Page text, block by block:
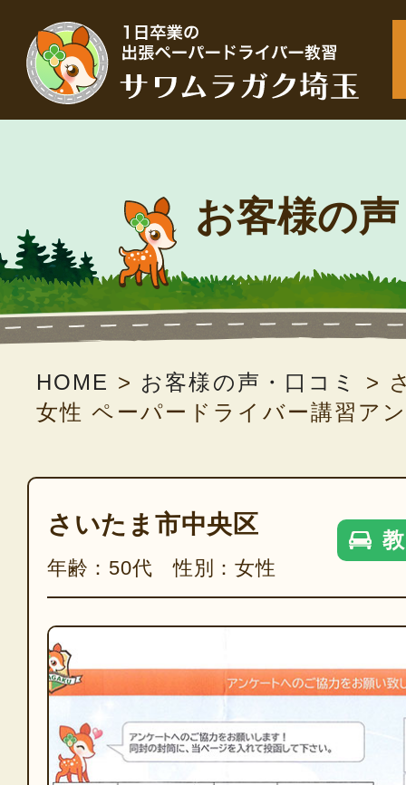
お客様の
HOME > お客様の声・口コミ >
女性 ペーパードライバー講習ア
さいたま市中央区
年齢：50代 性別：女性